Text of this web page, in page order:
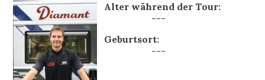
Alter während der Tour:
---
Geburtsort:
---